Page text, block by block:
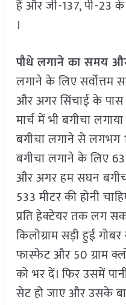
हैं और जी-137, पी-23
।
पौधे लगाने का समय
लगाने के लिए
और अगर सिंचाई के पास
मार्च में भी बगीचा
बगीचा लगाने से लगभग
बगीचा लगाने के लिए
और अगर हम सघन
533 मीटर की होनी
प्रति हेक्टेयर तक लग
किलोग्राम सड़ी हुई
फास्फेट और 50 ग्राम
को भर दें। फिर उसमें
सेट हो जाए और उसके